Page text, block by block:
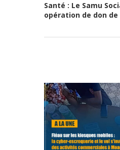
Santé : Le Samu
opération de don